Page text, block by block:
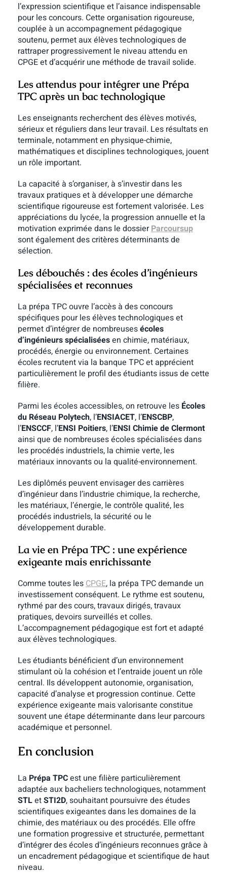
l’expression scientifique et l’aisance indispensable
pour les concours. Cette organisation rigoureuse,
couplée à un accompagnement pédagogique
soutenu, permet aux élèves technologiques de
rattraper progressivement le niveau attendu en
CPGE et d’acquérir une méthode de travail solide.
Les attendus pour intégrer une Prépa
TPC après un bac technologique
Les enseignants recherchent des élèves motivés,
sérieux et réguliers dans leur travail. Les résultats en
terminale, notamment en physique-chimie,
mathématiques et disciplines technologiques, jouent
un rôle important.
La capacité à s’organiser, à s’investir dans les
travaux pratiques et à développer une démarche
scientifique rigoureuse est fortement valorisée. Les
appréciations du lycée, la progression annuelle et la
motivation exprimée dans le dossierParcoursup
sont également des critères déterminants de
sélection.
Les débouchés : des écoles d’ingénieurs
spécialisées et reconnues
La prépa TPC ouvre l’accès à des concours
spécifiques pour les élèves technologiques et
permet d’intégrer de nombreusesécoles
d’ingénieurs spécialiséesen chimie, matériaux,
procédés, énergie ou environnement. Certaines
écoles recrutent via la banque TPC et apprécient
particulièrement le profil des étudiants issus de cette
filière.
Parmi les écoles accessibles, on retrouve les Écoles
du Réseau Polytech, l’ENSIACET, l’ENSCBP,
l’ENSCCF, l’ENSI Poitiers, l’ENSI Chimie de Clermont
ainsi que de nombreuses écoles spécialisées dans
les procédés industriels, la chimie verte, les
matériaux innovants ou la qualité-environnement.
Les diplômés peuvent envisager des carrières
d’ingénieur dans l’industrie chimique, la recherche,
les matériaux, l’énergie, le contrôle qualité, les
procédés industriels, la sécurité ou le
développement durable.
La vie en Prépa TPC : une expérience
exigeante mais enrichissante
Comme toutes lesCPGE, la prépa TPC demande un
investissement conséquent. Le rythme est soutenu,
rythmé par des cours, travaux dirigés, travaux
pratiques, devoirs surveillés et colles.
L’accompagnement pédagogique est fort et adapté
aux élèves technologiques.
Les étudiants bénéficient d’un environnement
stimulant où la cohésion et l’entraide jouent un rôle
central. Ils développent autonomie, organisation,
capacité d’analyse et progression continue. Cette
expérience exigeante mais valorisante constitue
souvent une étape déterminante dans leur parcours
académique et personnel.
En conclusion
La Prépa TPCest une filière particulièrement
adaptée aux bacheliers technologiques, notamment
STLetSTI2D, souhaitant poursuivre des études
scientifiques exigeantes dans les domaines de la
chimie, des matériaux ou des procédés. Elle offre
une formation progressive et structurée, permettant
d’intégrer des écoles d’ingénieurs reconnues grâce à
un encadrement pédagogique et scientifique de haut
niveau.